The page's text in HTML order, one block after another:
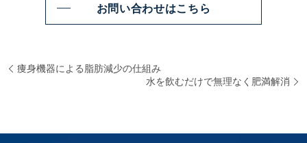
お問い合わせはこちら
痩身機器による脂肪減少の仕組み
水を飲むだけで無理なく肥満解消